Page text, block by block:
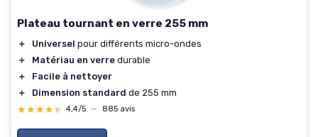
Plateau tournant en verre 255 mm
＋ Universel pour différents micro-ondes
＋
Matériau en verre durable
＋
Facile à nettoyer
＋
Dimension standard de 255 mm
★★★★★
★★★★★ 4,4/5 — 885 avis